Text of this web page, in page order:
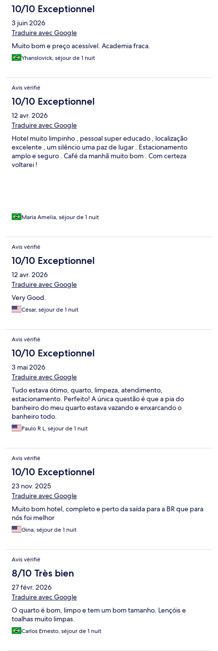
10/10 Exceptionnel
3 juin 2026
Traduire avec Google
Muito bom e preço acessível. Academia fraca.
Yhanslovick, séjour de 1 nuit
Avis vérifié
10/10 Exceptionnel
12 avr. 2026
Traduire avec Google
Hotel muito limpinho , pessoal super educado , localização
excelente , um silêncio uma paz de lugar . Estacionamento
amplo e seguro . Café da manhã muito bom . Com certeza
voltarei !
Maria Amelia, séjour de 1 nuit
Avis vérifié
10/10 Exceptionnel
12 avr. 2026
Traduire avec Google
Very Good.
César, séjour de 1 nuit
Avis vérifié
10/10 Exceptionnel
3 mai 2026
Traduire avec Google
Tudo estava ótimo, quarto, limpeza, atendimento,
estacionamento. Perfeito! A única questão é que a pia do
banheiro do meu quarto estava vazando e enxarcando o
banheiro todo.
Paulo R L, séjour de 1 nuit
Avis vérifié
10/10 Exceptionnel
23 nov. 2025
Traduire avec Google
Muito bom hotel, completo e perto da saída para a BR que para
nós foi melhor
Gina, séjour de 1 nuit
Avis vérifié
8/10 Très bien
27 févr. 2026
Traduire avec Google
O quarto é bom, limpo e tem um bom tamanho. Lençóis e
toalhas muito limpas.
Carlos Ernesto, séjour de 1 nuit